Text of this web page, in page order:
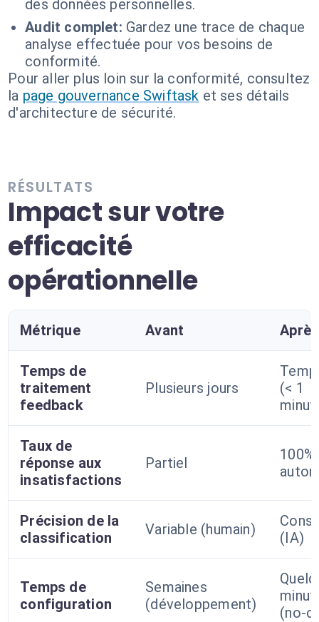
des données personnelles.
Audit complet: Gardez une trace de chaque
analyse effectuée pour vos besoins de
conformité.
Pour aller plus loin sur la conformité, consultez
la page gouvernance Swiftask et ses détails
d'architecture de sécurité.
RÉSULTATS
Impact sur votre
efficacité
opérationnelle
Métrique Avant Après
Temps de
traitement
feedback
Plusieurs jours
(< 1
Taux de
réponse aux
insatisfactions
Partiel
100%
Précision de la
classification
Variable (humain)
(IA)
Temps de
configuration
Semaines
(développement)
(no-